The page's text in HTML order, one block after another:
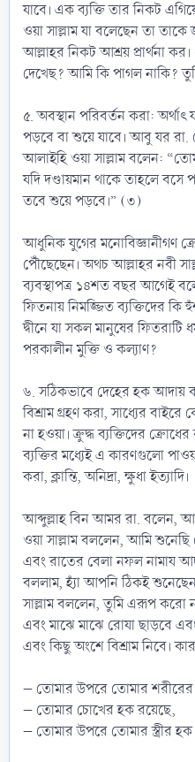
যাবে। এক ব্যক্তি তার নিকট
ওয়া সাল্লাম যা বলেছেন তা
আল্লাহর নিকট আশ্রয় প্রার্থনা
দেখেছ? আমি কি পাগল নাকি?
৫. অবস্থান পরিবর্তন করা: অর্থাৎ
পড়বে বা শুয়ে যাবে। আবু যর রা.
আলাইহি ওয়া সাল্লাম বলেন:
যদি দণ্ডায়মান থাকে তাহলে বসে
তবে শুয়ে পড়বে।” (৩)
আধুনিক যুগের মনোবিজ্ঞানীগণ
পৌঁছেছেন। অথচ আল্লাহর নবী
ব্যবস্থাপত্র ১৪শত বছর আগেই
ফিতনায় নিমজ্জিত ব্যক্তিদের
দ্বীনে যা সকল মানুষের ফিতরাটি
পরকালীন মুক্তি ও কল্যাণ?
৬. সঠিকভাবে দেহের হক আদায়
বিশ্রাম গ্রহণ করা, সাধ্যের
না হওয়া। ক্রুদ্ধ ব্যক্তিদের
ব্যক্তির মধ্যেই এ কারণগুলো
করা, ক্লান্তি, অনিদ্রা, ক্ষুধা ইত্যাদি।
আব্দুল্লাহ বিন আমর রা. বলেন,
ওয়া সাল্লাম বললেন, আমি শুনেছি
এবং রাতের বেলা নফল নামায
বললাম, হ্যাঁ আপনি ঠিকই
সাল্লাম বললেন, তুমি এরূপ করো
এবং মাঝে মাঝে রোযা ছাড়বে
এবং কিছু অংশে বিশ্রাম নিবে।
– তোমার উপরে তোমার
– তোমার চোখের হক রয়েছে,
– তোমার উপরে তোমার স্ত্রীর